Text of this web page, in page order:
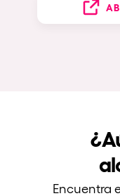
Encuentra